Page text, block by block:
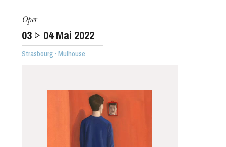
Die OnR mit euch
Führungen durch die Oper
Oper
03 04Mai 2022
Strasbourg · Mulhouse